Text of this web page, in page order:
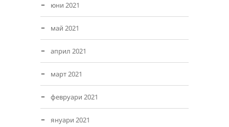
юни 2021
май 2021
април 2021
март 2021
февруари 2021
януари 2021